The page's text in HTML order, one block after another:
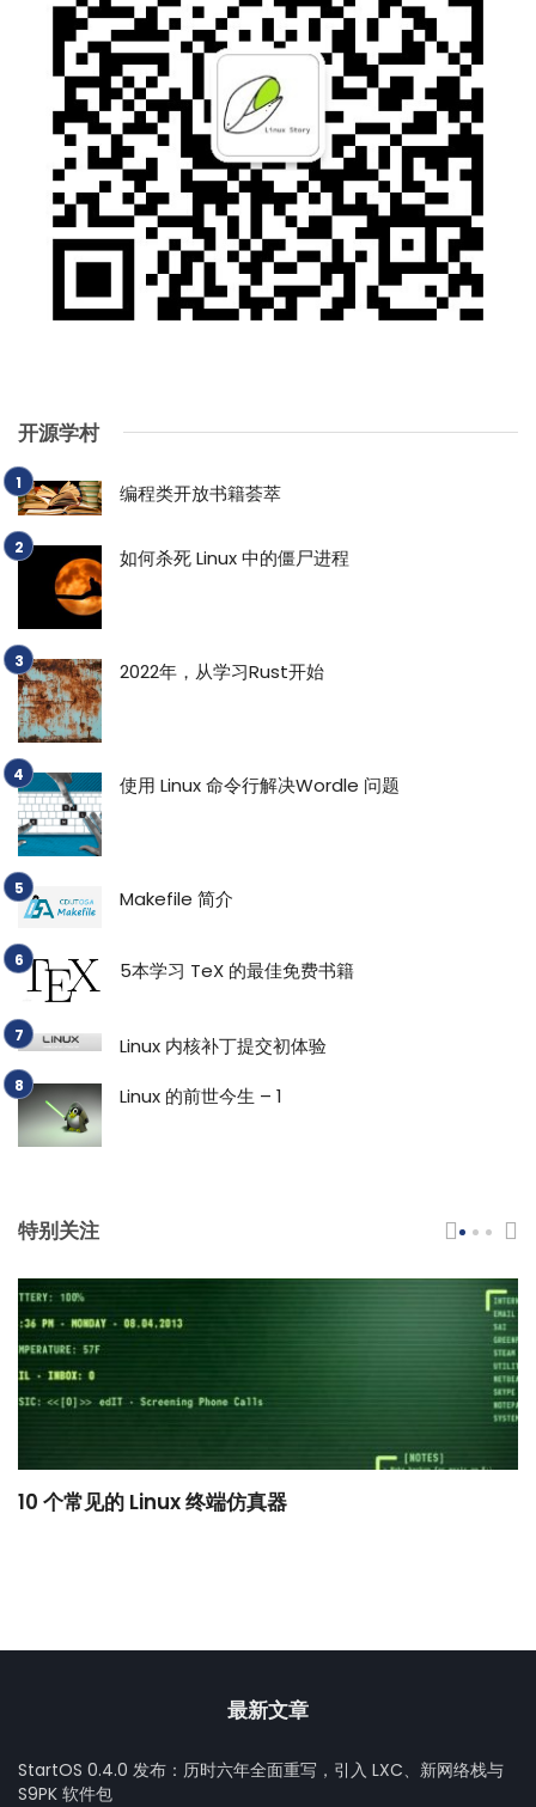
开源学村
编程类开放书籍荟萃
如何杀死 Linux 中的僵尸进程
2022年，从学习Rust开始
使用 Linux 命令行解决Wordle 问题
Makefile 简介
5本学习 TeX 的最佳免费书籍
Linux 内核补丁提交初体验
Linux 的前世今生 – 1
特别关注
10 个常见的 Linux 终端仿真器
最新文章
StartOS 0.4.0 发布：历时六年全面重写，引入 LXC、新网络栈与
S9PK 软件包